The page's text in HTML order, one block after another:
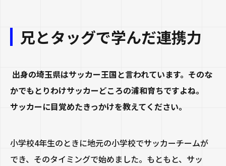
兄とタッグで学んだ連携力
出身の埼玉県はサッカー王国と言われています。そのな
かでもとりわけサッカーどころの浦和育ちですよね。
サッカーに目覚めたきっかけを教えてください。
小学校4年生のときに地元の小学校でサッカーチームが
でき、そのタイミングで始めました。もともと、サッ